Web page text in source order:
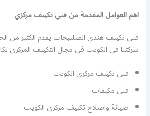
اهم العوامل المقدمة من فني تكييف مركزي
فني تكييف هندي الصليبخات يقدم الكثير من
شركتنا في الكويت في مجال التكييف المركزي
فني تكييف مركزي الكويت
فني مكيفات
صيانة واصلاح تكييف مركزي الكويت